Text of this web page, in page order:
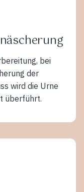
bei
der
wird die Urne
überführt.